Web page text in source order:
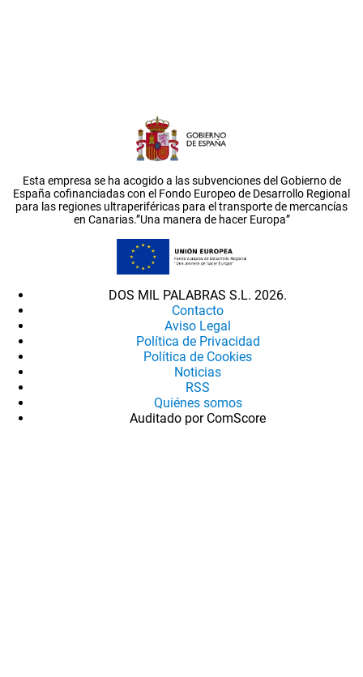
Esta empresa se ha acogido a las subvenciones del Gobierno de
España cofinanciadas con el Fondo Europeo de Desarrollo Regional
para las regiones ultraperiféricas para el transporte de mercancías
en Canarias.”Una manera de hacer Europa”
DOS MIL PALABRAS S.L. 2026.
Contacto
Aviso Legal
Política de Privacidad
Política de Cookies
Noticias
RSS
Quiénes somos
Auditado por ComScore